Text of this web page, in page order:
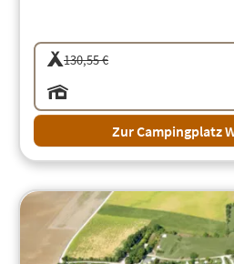
130,55 €
Zur Campingplatz